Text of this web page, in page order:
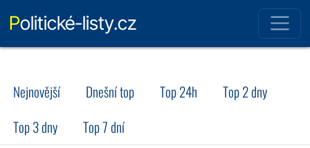
Politické-listy.cz
Nejnovější Dnešní top Top 24h
Top 2 dny
Top 3 dny
Top 7 dní